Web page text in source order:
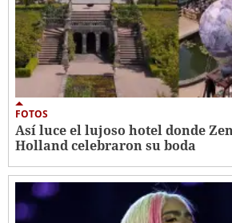
FOTOS
Así luce el lujoso hotel donde
Holland celebraron su boda